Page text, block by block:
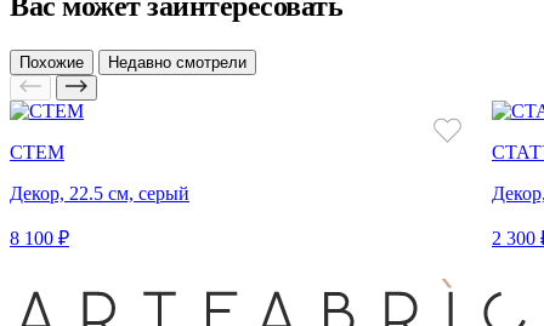
Вас может заинтересовать
Похожие Недавно смотрели
СТЕМ
Декор, 22.5 см, серый
8 100 ₽ 2 300